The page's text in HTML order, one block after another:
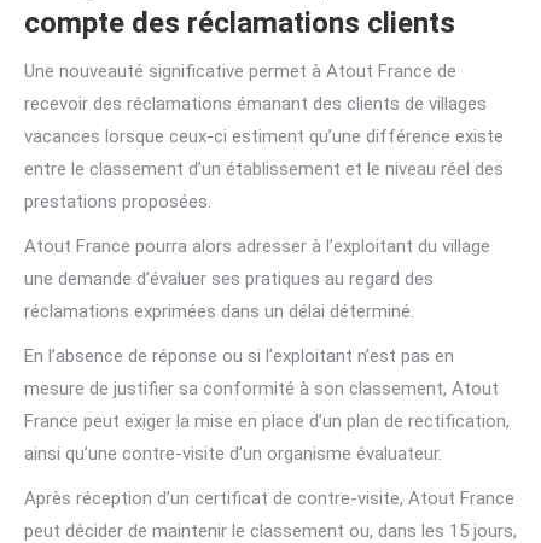
compte des réclamations clients
Une nouveauté significative permet à Atout France de
recevoir des réclamations émanant des clients de villages
vacances lorsque ceux-ci estiment qu’une différence existe
entre le classement d’un établissement et le niveau réel des
prestations proposées.
Atout France pourra alors adresser à l’exploitant du village
une demande d’évaluer ses pratiques au regard des
réclamations exprimées dans un délai déterminé.
En l’absence de réponse ou si l’exploitant n’est pas en
mesure de justifier sa conformité à son classement, Atout
France peut exiger la mise en place d’un plan de rectification,
ainsi qu’une contre-visite d’un organisme évaluateur.
Après réception d’un certificat de contre-visite, Atout France
peut décider de maintenir le classement ou, dans les 15 jours,